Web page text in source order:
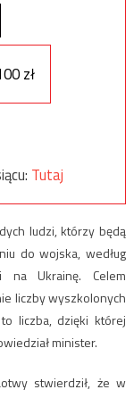
zł
Tutaj
ludzi, którzy będą
do wojska, według
na Ukrainę. Celem
liczby wyszkolonych
liczba, dzięki której
minister.
stwierdził, że w